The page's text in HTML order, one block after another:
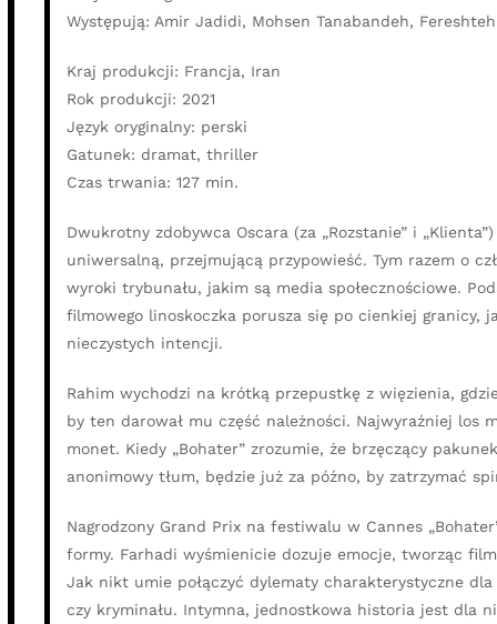
Występują: Amir Jadidi, Mohsen Tanabandeh,
Kraj produkcji: Francja, Iran
Rok produkcji: 2021
Język oryginalny: perski
Gatunek: dramat, thriller
Czas trwania: 127 min.
Dwukrotny zdobywca Oscara (za „Rozstanie” i
uniwersalną, przejmującą przypowieść. Tym razem o
wyroki trybunału, jakim są media społecznościowe.
filmowego linoskoczka porusza się po cienkiej granicy,
nieczystych intencji.
Rahim wychodzi na krótką przepustkę z więzienia,
by ten darował mu część należności. Najwyraźniej los
monet. Kiedy „Bohater” zrozumie, że brzęczący
anonimowy tłum, będzie już za późno, by zatrzymać
Nagrodzony Grand Prix na festiwalu w Cannes
formy. Farhadi wyśmienicie dozuje emocje, tworząc
Jak nikt umie połączyć dylematy charakterystyczne
czy kryminału. Intymna, jednostkowa historia jest dla